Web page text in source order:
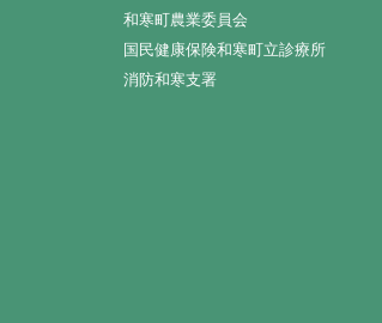
和寒町農業委員会
国民健康保険和寒町立診療所
消防和寒支署